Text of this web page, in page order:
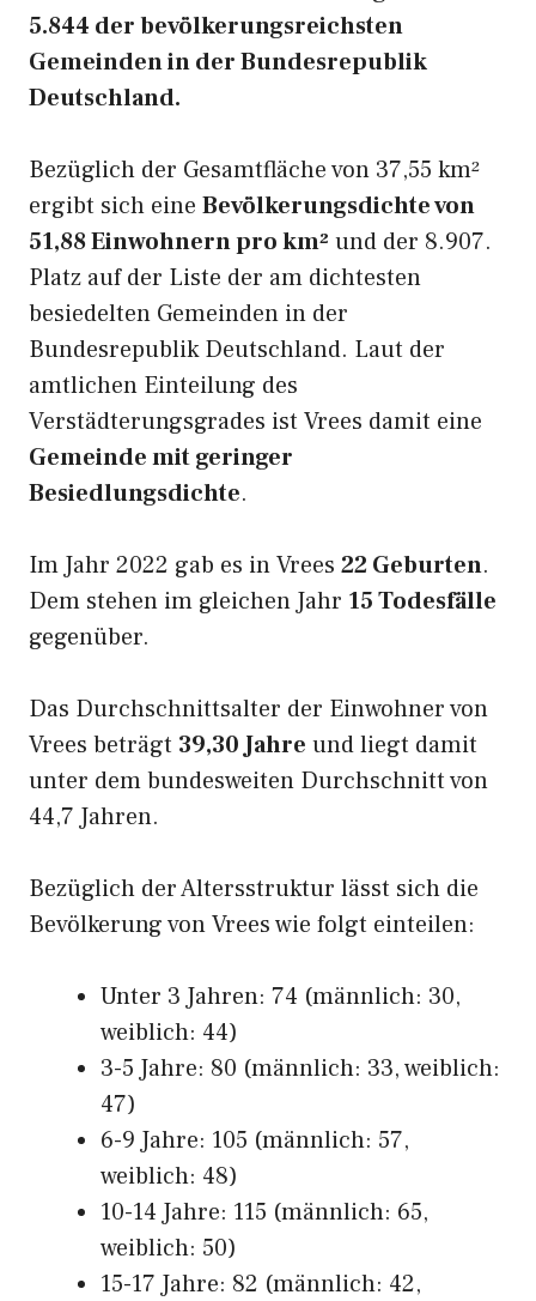
5.844 der bevölkerungsreichsten
Gemeinden in der Bundesrepublik
Deutschland.
Bezüglich der Gesamtfläche von 37,55 km²
ergibt sich eine Bevölkerungsdichte von
51,88 Einwohnern pro km² und der 8.907.
Platz auf der Liste der am dichtesten
besiedelten Gemeinden in der
Bundesrepublik Deutschland. Laut der
amtlichen Einteilung des
Verstädterungsgrades ist Vrees damit eine
Gemeinde mit geringer
Besiedlungsdichte.
Im Jahr 2022 gab es in Vrees 22 Geburten.
Dem stehen im gleichen Jahr 15 Todesfälle
gegenüber.
Das Durchschnittsalter der Einwohner von
Vrees beträgt 39,30 Jahre und liegt damit
unter dem bundesweiten Durchschnitt von
44,7 Jahren.
Bezüglich der Altersstruktur lässt sich die
Bevölkerung von Vrees wie folgt einteilen:
Unter 3 Jahren: 74 (männlich: 30,
weiblich: 44)
3-5 Jahre: 80 (männlich: 33, weiblich:
47)
6-9 Jahre: 105 (männlich: 57,
weiblich: 48)
10-14 Jahre: 115 (männlich: 65,
weiblich: 50)
15-17 Jahre: 82 (männlich: 42,